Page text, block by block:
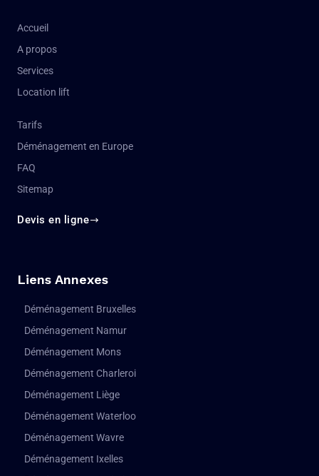
Accueil
A propos
Services
Location lift
Tarifs
Déménagement en Europe
FAQ
Sitemap
Devis en ligne
Liens Annexes
Déménagement Bruxelles
Déménagement Namur
Déménagement Mons
Déménagement Charleroi
Déménagement Liège
Déménagement Waterloo
Déménagement Wavre
Déménagement Ixelles